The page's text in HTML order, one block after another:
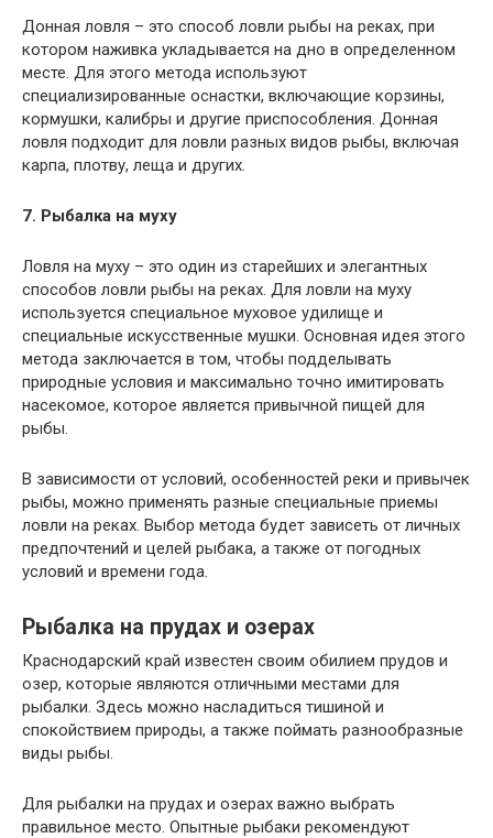
Донная ловля – это способ ловли рыбы на реках, при
котором наживка укладывается на дно в определенном
месте. Для этого метода используют
специализированные оснастки, включающие корзины,
кормушки, калибры и другие приспособления. Донная
ловля подходит для ловли разных видов рыбы, включая
карпа, плотву, леща и других.
7. Рыбалка на муху
Ловля на муху – это один из старейших и элегантных
способов ловли рыбы на реках. Для ловли на муху
используется специальное муховое удилище и
специальные искусственные мушки. Основная идея этого
метода заключается в том, чтобы подделывать
природные условия и максимально точно имитировать
насекомое, которое является привычной пищей для
рыбы.
В зависимости от условий, особенностей реки и привычек
рыбы, можно применять разные специальные приемы
ловли на реках. Выбор метода будет зависеть от личных
предпочтений и целей рыбака, а также от погодных
условий и времени года.
Рыбалка на прудах и озерах
Краснодарский край известен своим обилием прудов и
озер, которые являются отличными местами для
рыбалки. Здесь можно насладиться тишиной и
спокойствием природы, а также поймать разнообразные
виды рыбы.
Для рыбалки на прудах и озерах важно выбрать
правильное место. Опытные рыбаки рекомендуют